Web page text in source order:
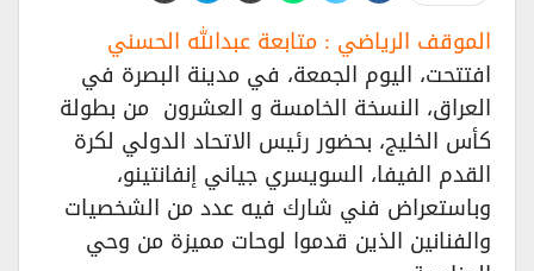
الموقف الرياضي : متابعة عبدالله الحسني
افتتحت، اليوم الجمعة، في مدينة البصرة في
العراق، النسخة الخامسة و العشرون من بطولة
كأس الخليج، بحضور رئيس الاتحاد الدولي لكرة
القدم الفيفا، السويسري جياني إنفانتينو،
وباستعراض فني شارك فيه عدد من الشخصيات
والفنانين الذين قدموا لوحات مميزة من وحي